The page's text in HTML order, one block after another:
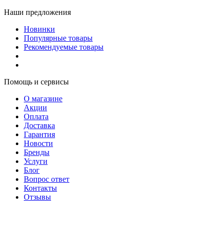
Наши предложения
Новинки
Популярные товары
Рекомендуемые товары
Помощь и сервисы
О магазине
Акции
Оплата
Доставка
Гарантия
Новости
Бренды
Услуги
Блог
Вопрос ответ
Контакты
Отзывы